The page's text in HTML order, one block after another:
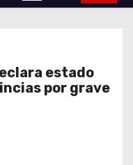
estado
por grave